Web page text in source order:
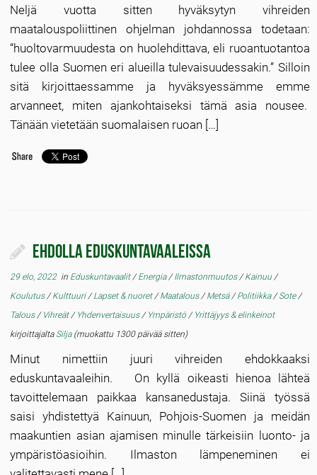
Neljä vuotta sitten hyväksytyn vihreiden
maatalouspoliittinen ohjelman johdannossa todetaan:
“huoltovarmuudesta on huolehdittava, eli ruoantuotantoa
tulee olla Suomen eri alueilla tulevaisuudessakin.” Silloin
sitä kirjoittaessamme ja hyväksyessämme emme
arvanneet, miten ajankohtaiseksi tämä asia nousee.
Tänään vietetään suomalaisen ruoan […]
Ehdolla eduskuntavaaleissa
29 elo, 2022in Eduskuntavaalit/Energia/Ilmastonmuutos/Kainuu/
Koulutus/Kulttuuri/Lapset & nuoret/Maatalous/Metsä/Politiikka/Sote/
Talous/ Vihreät/ Yhdenvertaisuus/ Ympäristö/ Yrittäjyys & elinkeinot
kirjoittajalta Silja(muokattu 1300 päivää sitten)
Minut nimettiin juuri vihreiden ehdokkaaksi
eduskuntavaaleihin. On kyllä oikeasti hienoa lähteä
tavoittelemaan paikkaa kansanedustaja. Siinä työssä
saisi yhdistettyä Kainuun, Pohjois-Suomen ja meidän
maakuntien asian ajamisen minulle tärkeisiin luonto- ja
ympäristöasioihin. Ilmaston lämpeneminen ei